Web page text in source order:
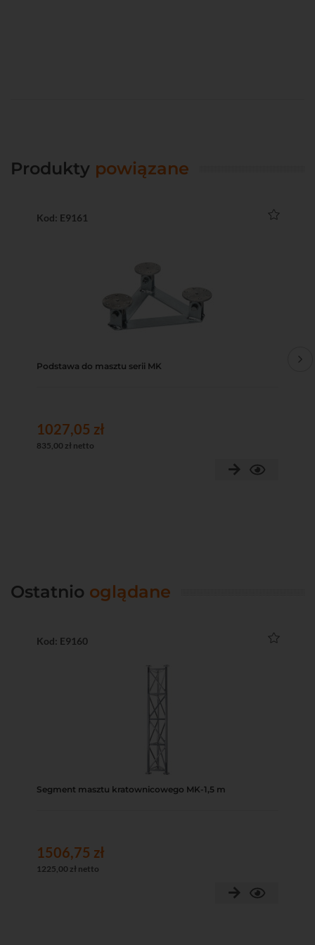
Produkty powiązane
Kod: E9161
Podstawa do masztu serii MK
1027,05 zł
835,00 zł netto
Ostatnio oglądane
Kod: E9160
Segment masztu kratownicowego MK-1,5 m
1506,75 zł
1225,00 zł netto